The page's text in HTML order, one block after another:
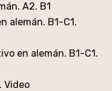
A2. B1
alemán. B1-C1.
en alemán. B1-C1.
Video